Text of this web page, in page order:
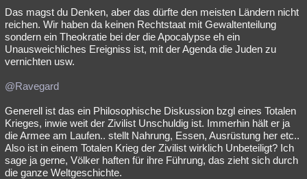
Das magst du Denken, aber das dürfte den meisten Ländern nicht
reichen. Wir haben da keinen Rechtstaat mit Gewaltenteilung
sondern ein Theokratie bei der die Apocalypse eh ein
Unausweichliches Ereigniss ist, mit der Agenda die Juden zu
vernichten usw.
@Ravegard
Generell ist das ein Philosophische Diskussion bzgl eines Totalen
Krieges, inwie weit der Zivilist Unschuldig ist. Immerhin hält er ja
die Armee am Laufen.. stellt Nahrung, Essen, Ausrüstung her etc..
Also ist in einem Totalen Krieg der Zivilist wirklich Unbeteiligt? Ich
sage ja gerne, Völker haften für ihre Führung, das zieht sich durch
die ganze Weltgeschichte.